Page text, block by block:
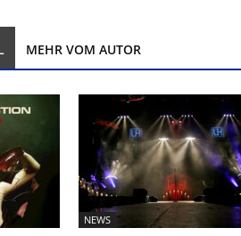
MEHR VOM AUTOR
NEWS